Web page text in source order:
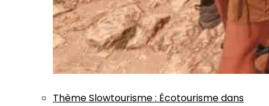
ThèmeSlowtourisme: Écotourisme dans